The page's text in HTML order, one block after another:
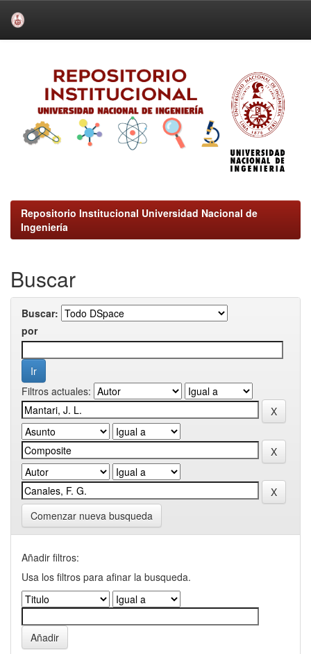
Repositorio Institucional Universidad Nacional de
Ingeniería
Buscar
Buscar:
por
Filtros actuales:
Comenzar nueva busqueda
Añadir filtros:
Usa los filtros para afinar la busqueda.